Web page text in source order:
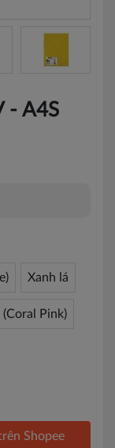
- A4S
Xanh lá
(Coral Pink)
Shopee